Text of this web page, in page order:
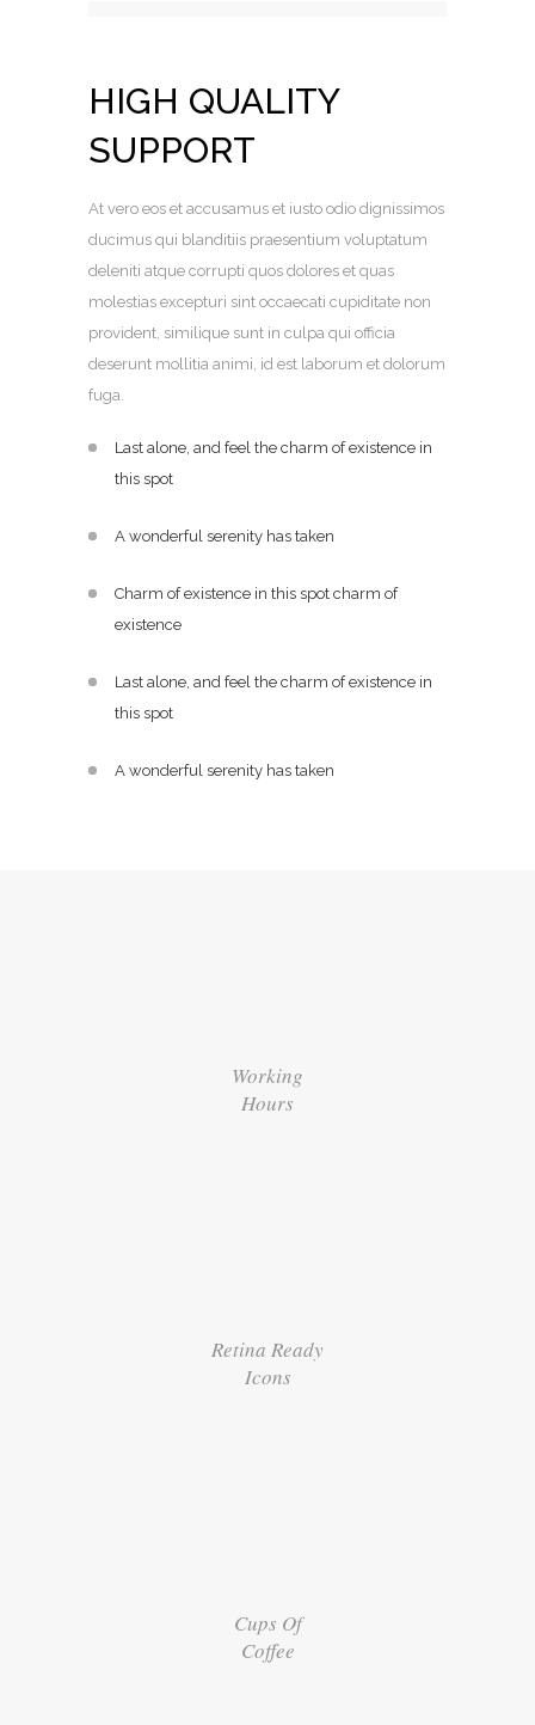
HIGH QUALITY
SUPPORT
At vero eos et accusamus et iusto odio dignissimos
ducimus qui blanditiis praesentium voluptatum
deleniti atque corrupti quos dolores et quas
molestias excepturi sint occaecati cupiditate non
provident, similique sunt in culpa qui officia
deserunt mollitia animi, id est laborum et dolorum
fuga.
Last alone, and feel the charm of existence in
this spot
A wonderful serenity has taken
Charm of existence in this spot charm of
existence
Last alone, and feel the charm of existence in
this spot
A wonderful serenity has taken
Working
Hours
Retina Ready
Icons
Cups Of
Coffee